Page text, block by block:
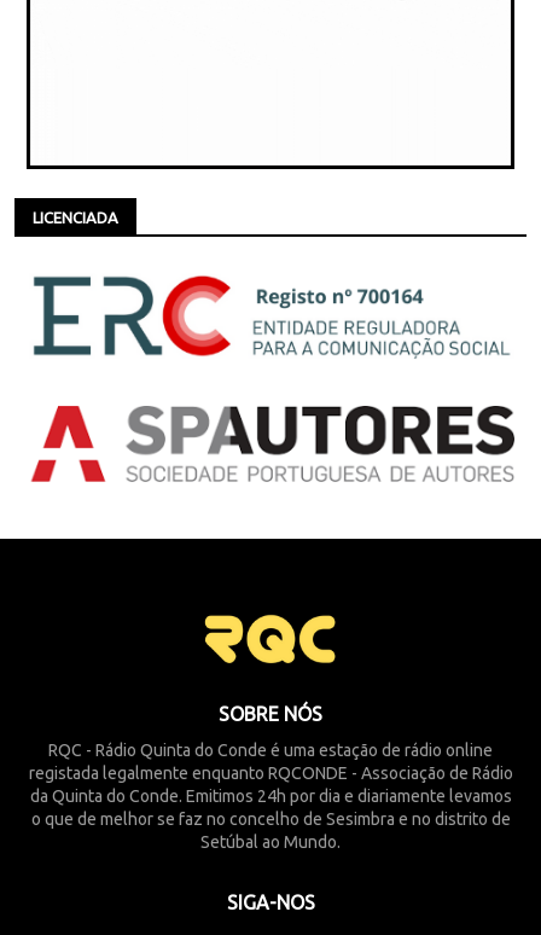
LICENCIADA
SOBRE NÓS
RQC - Rádio Quinta do Conde é uma estação de rádio online
registada legalmente enquanto RQCONDE - Associação de Rádio
da Quinta do Conde. Emitimos 24h por dia e diariamente levamos
o que de melhor se faz no concelho de Sesimbra e no distrito de
Setúbal ao Mundo.
SIGA-NOS